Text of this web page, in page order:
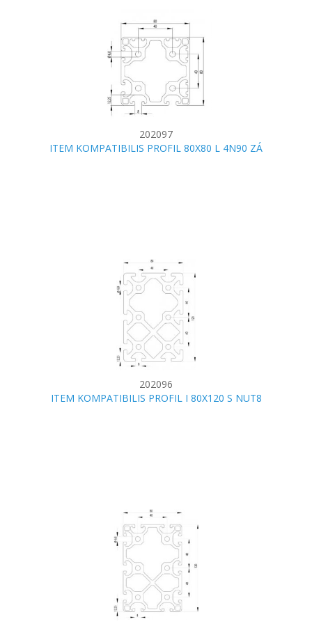
202097
ITEM KOMPATIBILIS PROFIL 80X80 L 4N90 ZÁ
202096
ITEM KOMPATIBILIS PROFIL I 80X120 S NUT8